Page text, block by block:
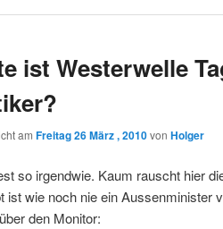
ist Westerwelle
am Freitag 26 März , 2010von Holger
so irgendwie. Kaum rauscht hier
ist wie noch nie ein Aussenminister
über den Monitor: